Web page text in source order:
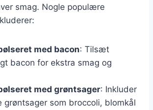
smag. Nogle populære
med bacon: Tilsæt
bacon for ekstra smag og
med grøntsager: Inkluder
grøntsager som broccoli, blomkål